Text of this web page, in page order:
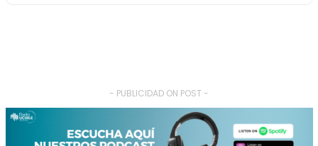
- PUBLICIDAD ON POST -